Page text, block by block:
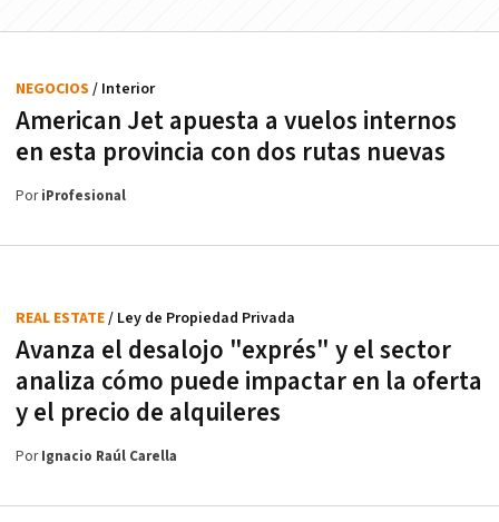
American Jet apuesta a vuelos internos
en esta provincia con dos rutas nuevas
NEGOCIOS / Interior
PoriProfesional
Avanza el desalojo "exprés" y el sector
analiza cómo puede impactar en la oferta
y el precio de alquileres
REAL ESTATE/ Ley de Propiedad Privada
PorIgnacio Raúl Carella